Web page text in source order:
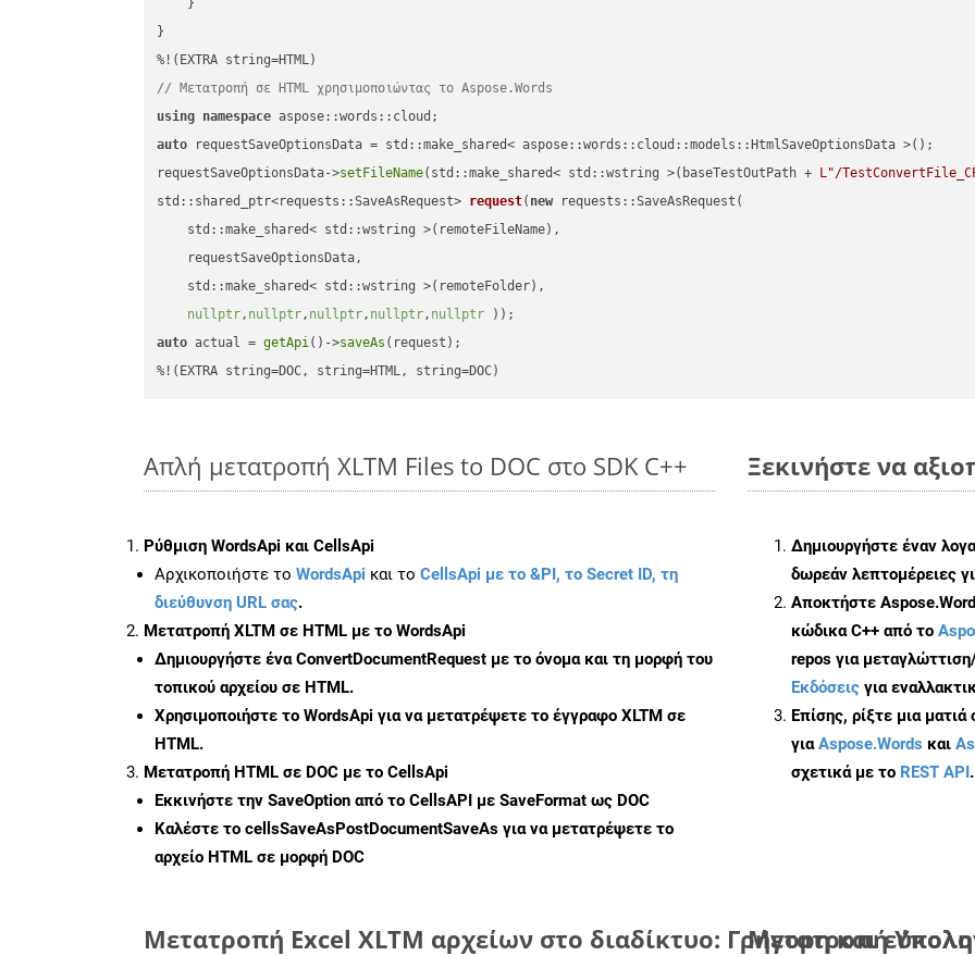
    }
}
// Μετατροπή σε HTML χρησιμοποιώντας το Aspose.Words
using namespace
auto requestSaveOptionsData = std::make_shared< aspose::words::cloud::models::HtmlSaveOptionsData >();
requestSaveOptionsData->setFileName(std::make_shared< std::wstring >(baseTestOutPath + L"/
std::shared_ptr<requests::SaveAsRequest> request( new requests::SaveAsRequest(
    std::make_shared< std::wstring >(remoteFileName),
    requestSaveOptionsData,
    std::make_shared< std::wstring >(remoteFolder),
nullptr, nullptr, nullptr, nullptr, nullptr ))
auto actual = getApi()->saveAs (request);
%!(EXTRA string=DOC, string=HTML, string=DOC)
Απλή μετατροπή XLTM Files to DOC στο SDK C++
Ρύθμιση WordsApi και CellsApi
Αρχικοποιήστε το WordsApi και το CellsApi με το &PI, το Secret ID, τη
διεύθυνση URL σας.
Μετατροπή XLTM σε HTML με το WordsApi
Δημιουργήστε έναConvertDocumentRequest με το όνομα και τη μορφή του
τοπικού αρχείου σε HTML.
Χρησιμοποιήστε το WordsApi για να μετατρέψετε το έγγραφο XLTM σε
HTML.
Μετατροπή HTML σε DOC με το CellsApi
Εκκινήστε την SaveOption από το CellsAPI με SaveFormat ως DOC
Καλέστε το cellsSaveAsPostDocumentSaveAs για να μετατρέψετε το
αρχείο HTML σε μορφή DOC
Ξεκινήστε να
Δημιουργήστε έναν
δωρεάν λεπτομέρειες
Αποκτήστε
κώδικα C++ από το
repos για
Εκδόσεις για
Επίσης, ρίξτε μια
γιαAspose.Words και
σχετικά με το REST API.
Μετατροπή Excel XLTM αρχείων στο διαδίκτυο: Γρήγορη και
Μετατροπή